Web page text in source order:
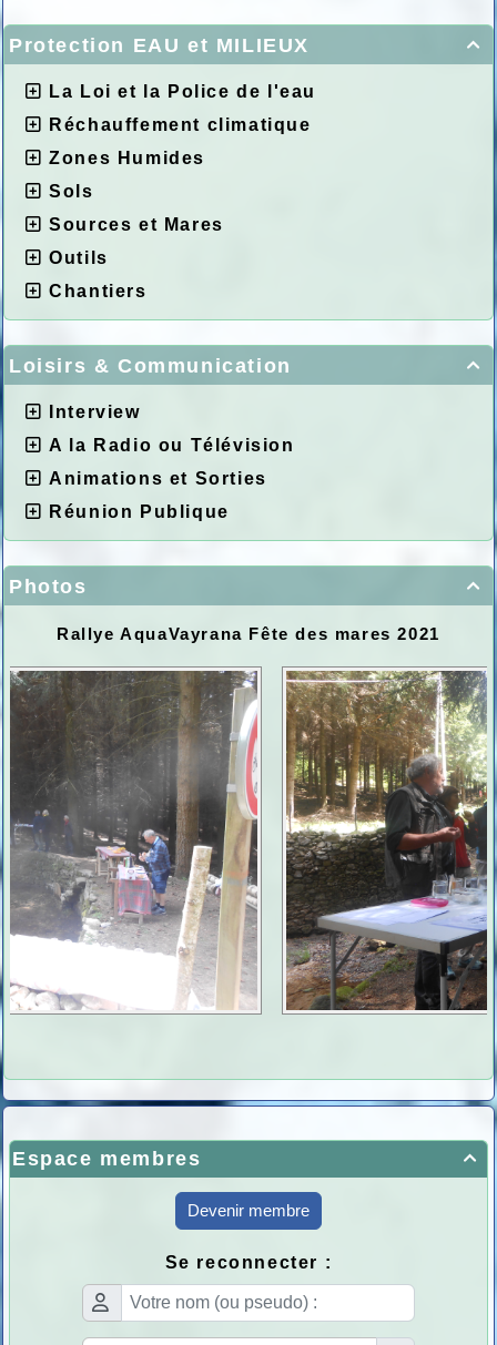

Protection EAU et MILIEUX
La Loi et la Police de l'eau
Réchauffement climatique
Zones Humides
Sols
Sources et Mares
Outils
Chantiers

Loisirs & Communication
Interview
A la Radio ou Télévision
Animations et Sorties
Réunion Publique

Photos
Rallye AquaVayrana Fête des mares 2021

Espace membres
Devenir membre
Se reconnecter :